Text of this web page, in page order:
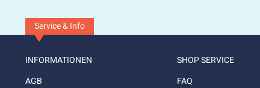
Service & Info
INFORMATIONEN
AGB
SHOP SERVICE
FAQ